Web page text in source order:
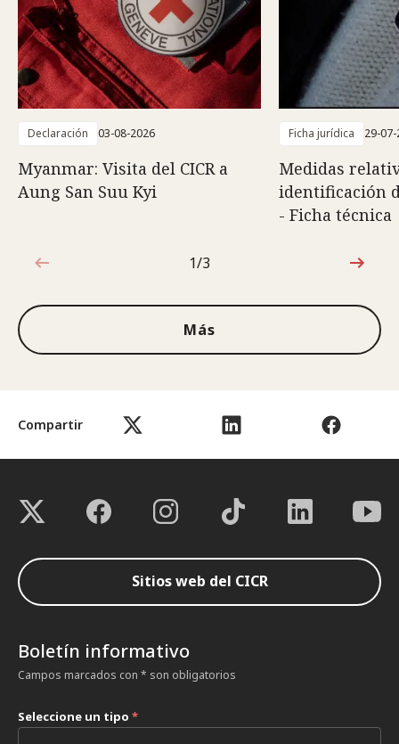
Compartir
Declaración 03-08-2026
Myanmar: Visita del CICR a
Aung San Suu Kyi
Ficha jurídica 29-
Medidas
identificación
- Ficha técnica
1de3
1/3
Más
Sitios web del CICR
Boletín informativo
Campos marcados con * son obligatorios
Seleccione un tipo *